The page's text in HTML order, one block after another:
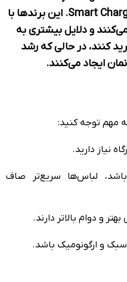
Tu، Sainsbury’s Bank و Smart Charge. این برندها با
و دلایل بیشتری به
کنند، در حالی که رشد
ایجاد می‌کنند.
مهم توجه کنید:
نیاز دارید.
لباس‌ها سریع‌تر صاف
و دوام بالاتر دارند.
سبک و ارگونومیک باشد.